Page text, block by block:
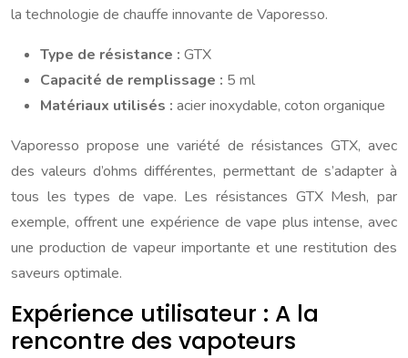
la technologie de chauffe innovante de Vaporesso.
Type de résistance : GTX
Capacité de remplissage : 5 ml
Matériaux utilisés : acier inoxydable, coton organique
Vaporesso propose une variété de résistances GTX, avec
des valeurs d’ohms différentes, permettant de s’adapter à
tous les types de vape. Les résistances GTX Mesh, par
exemple, offrent une expérience de vape plus intense, avec
une production de vapeur importante et une restitution des
saveurs optimale.
Expérience utilisateur : A la
rencontre des vapoteurs